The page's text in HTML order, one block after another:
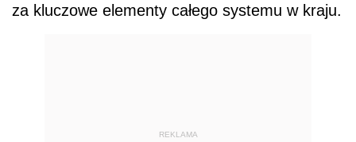
za kluczowe elementy całego systemu w kraju.
REKLAMA